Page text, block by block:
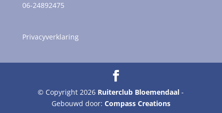
06-24892475
Privacyverklaring
© Copyright 2026 Ruiterclub Bloemendaal -
Gebouwd door: Compass Creations